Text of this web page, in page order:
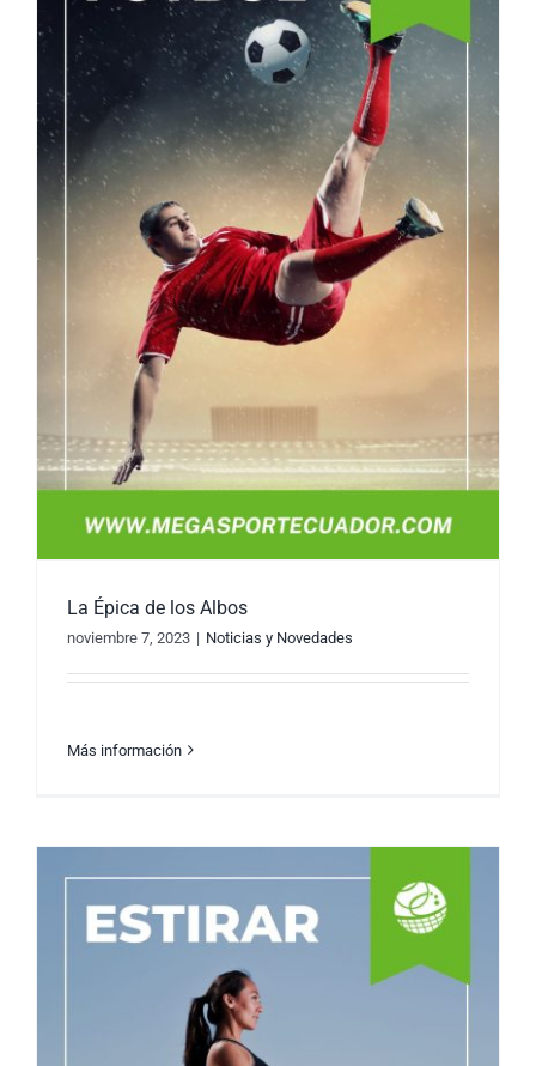
La Épica de los Albos
La Épica de los Albos
noviembre 7, 2023 | Noticias y Novedades
Más información